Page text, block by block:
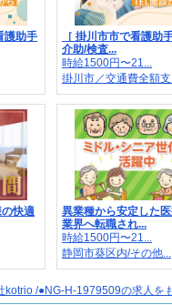
護助手
［ 掛川市市で看護助
介助/検査...
時給1500円〜21...
掛川市／交通費全額
快適
異業種から安定した
業界へ転職され...
時給1500円〜21...
静岡市葵区内/その他...
kotrio /●NG-H-1979509の求人を